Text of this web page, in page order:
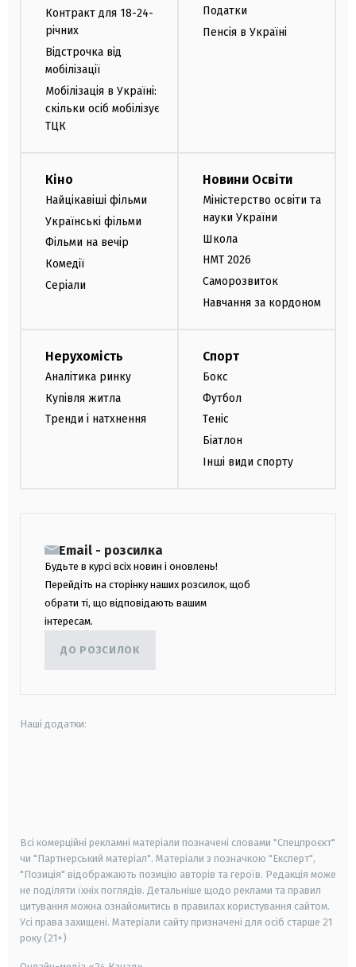
Контракт для 18-24-
річних
Відстрочка від
мобілізації
Мобілізація в Україні:
скільки осіб мобілізує
ТЦК
Податки
Пенсія в Україні
Кіно
Найцікавіші фільми
Українські фільми
Фільми на вечір
Комедії
Серіали
Новини Освіти
Міністерство освіти та
науки України
Школа
НМТ 2026
Саморозвиток
Навчання за кордоном
Нерухомість
Аналітика ринку
Купівля житла
Тренди і натхнення
Спорт
Бокс
Футбол
Теніс
Біатлон
Інші види спорту
Email - розсилка
Будьте в курсі всіх новин і оновлень!
Перейдіть на сторінку наших розсилок, щоб
обрати ті, що відповідають вашим
інтересам.
ДО РОЗСИЛОК
Наші додатки:
Всі комерційні рекламні матеріали позначені словами "Спецпроєкт"
чи "Партнерський матеріал". Матеріали з позначкою "Експерт",
"Позиція" відображають позицію авторів та героїв. Редакція може
не поділяти їхніх поглядів. Детальніше щодо реклами та правил
цитування можна ознайомитись в правилах користування сайтом.
Усі права захищені. Матеріали сайту призначені для осіб старше 21
року (21+)